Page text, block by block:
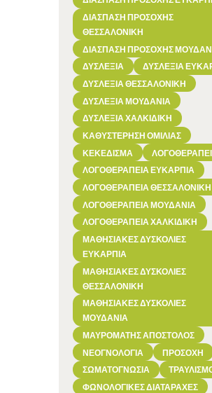
ΔΙΆΣΠΑΣΗ ΠΡΟΣΟΧΉΣ
ΘΕΣΣΑΛΟΝΊΚΗ
ΔΙΆΣΠΑΣΗ ΠΡΟΣΟΧΉΣ
ΔΥΣΛΕΞΊΑ
ΔΥΣΛΕΞΊΑ
ΔΥΣΛΕΞΊΑ ΘΕΣΣΑΛΟΝΊΚΗ
ΔΥΣΛΕΞΊΑ ΜΟΥΔΑΝΙΆ
ΔΥΣΛΕΞΊΑ ΧΑΛΚΙΔΙΚΉ
ΚΑΘΥΣΤΈΡΗΣΗ ΟΜΙΛΊΑΣ
ΚΕΚΕΔΙΣΜΑ
ΛΟΓΟΘΕΡΑΠΕΊΑ ΕΥΚΑΡΠΊΑ
ΛΟΓΟΘΕΡΑΠΕΊΑ ΘΕΣΣΑΛΟΝΊΚΗ
ΛΟΓΟΘΕΡΑΠΕΊΑ ΜΟΥΔΑΝΙΆ
ΛΟΓΟΘΕΡΑΠΕΊΑ ΧΑΛΚΙΔΙΚΉ
ΜΑΘΗΣΙΑΚΈΣ ΔΥΣΚΟΛΊΕΣ
ΕΥΚΑΡΠΊΑ
ΜΑΘΗΣΙΑΚΈΣ ΔΥΣΚΟΛΊΕΣ
ΘΕΣΣΑΛΟΝΊΚΗ
ΜΑΘΗΣΙΑΚΈΣ ΔΥΣΚΟΛΊΕΣ
ΜΟΥΔΑΝΙΆ
ΜΑΥΡΟΜΆΤΗΣ ΑΠΌΣΤΟΛΟΣ
ΝΕΟΓΝΟΛΟΓΊΑ
ΠΡΟΣΟΧΉ
ΣΩΜΑΤΟΓΝΩΣΊΑ
ΦΩΝΟΛΟΓΙΚΈΣ ΔΙΑΤΑΡΑΧΈΣ